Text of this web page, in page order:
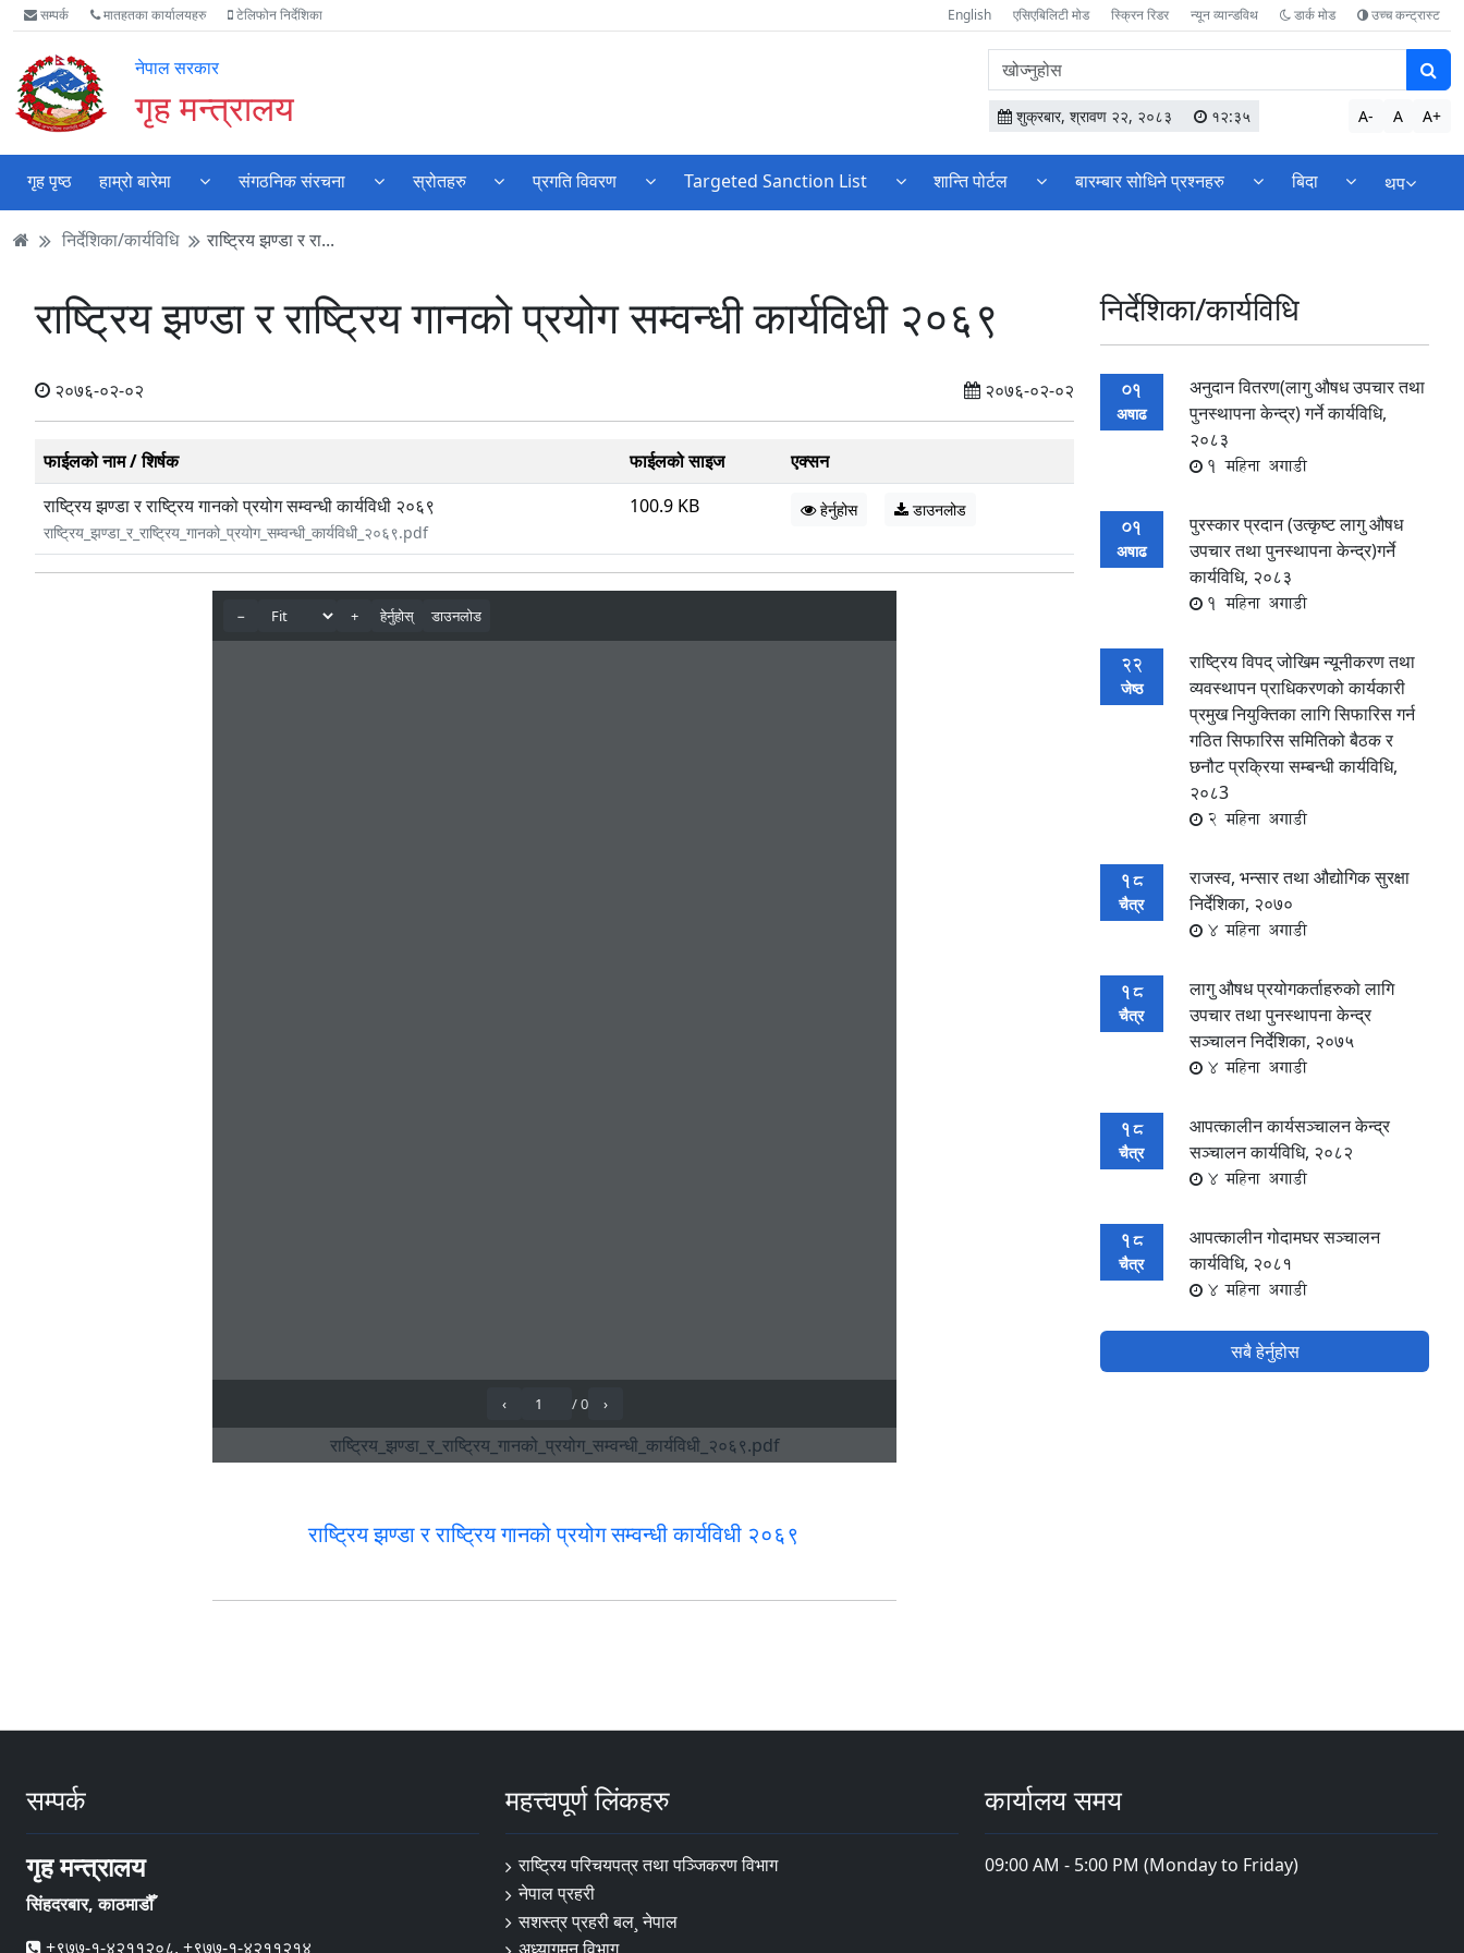
Accessibility
Mode
गर्नुहोस्
मुख्य
सामाग्री
पढ्नुहाेस्
मुख्य
नेभिगेसन
पढ्नुहाेस्
वेबसाइट
खोजमा
जानुहोस्
सम्पर्क मातहतका कार्यालयहरु टेलिफोन निर्देशिका English एसिएबिलिटी मोड स्क्रिन रिडर न्यून व्यान्डविथ डार्क मोड उच्च कन्ट्रास्ट
नेपाल सरकार
गृह मन्त्रालय
वेबसाइटमा
सामग्री
खोज्नुहोस
शुक्रबार, श्रावण २२, २०८३ १२:३५ A- A A+
गृह पृष्ठ हाम्रो बारेमा संगठनिक संरचना स्रोतहरु प्रगति विवरण Targeted Sanction List शान्ति पोर्टल बारम्बार सोधिने प्रश्नहरु बिदा थप
निर्देशिका/कार्यविधि राष्ट्रिय झण्डा र रा...
राष्ट्रिय झण्डा र राष्ट्रिय गानको प्रयोग सम्वन्धी कार्यविधी २०६९
२०७६-०२-०२ २०७६-०२-०२
फाईलको नाम / शिर्षक फाईलको साइज
एक्सन
राष्ट्रिय झण्डा र राष्ट्रिय गानको प्रयोग सम्वन्धी कार्यविधी २०६९
राष्ट्रिय_झण्डा_र_राष्ट्रिय_गानको_प्रयोग_सम्वन्धी_कार्यविधी_२०६९.pdf
100.9 KB हेर्नुहोस डाउनलोड
राष्ट्रिय झण्डा र राष्ट्रिय गानको प्रयोग सम्वन्धी कार्यविधी २०६९
निर्देशिका/कार्यविधि
01
अषाढ
अनुदान वितरण(लागु औषध उपचार तथा
पुनस्थापना केन्द्र) गर्ने कार्यविधि,
२०८३
1 महिना अगाडी
01
अषाढ
पुरस्कार प्रदान (उत्कृष्ट लागु औषध
उपचार तथा पुनस्थापना केन्द्र)गर्ने
कार्यविधि, २०८३
1 महिना अगाडी
22
जेष्ठ
राष्ट्रिय विपद् जोखिम न्यूनीकरण तथा
व्यवस्थापन प्राधिकरणको कार्यकारी
प्रमुख नियुक्तिका लागि सिफारिस गर्न
गठित सिफारिस समितिको बैठक र
छनौट प्रक्रिया सम्बन्धी कार्यविधि,
२०८3
2 महिना अगाडी
18
चैत्र
राजस्व, भन्सार तथा औद्योगिक सुरक्षा
निर्देशिका, २०७०
4 महिना अगाडी
18
चैत्र
लागु औषध प्रयोगकर्ताहरुको लागि
उपचार तथा पुनस्थापना केन्द्र
सञ्चालन निर्देशिका, २०७५
4 महिना अगाडी
18
चैत्र
आपत्कालीन कार्यसञ्चालन केन्द्र
सञ्चालन कार्यविधि, २०८२
4 महिना अगाडी
18
चैत्र
आपत्कालीन गोदामघर सञ्चालन
कार्यविधि, २०८१
4 महिना अगाडी
सबै हेर्नुहोस
सम्पर्क
गृह मन्त्रालय
सिंहदरबार, काठमाडौँ
+९७७-१-४२११२०८, +९७७-१-४२११२१४
महत्त्वपूर्ण लिंकहरु
राष्ट्रिय परिचयपत्र तथा पञ्‍जिकरण विभाग
नेपाल प्रहरी
सशस्त्र प्रहरी बल¸ नेपाल
कार्यालय समय
09:00 AM - 5:00 PM (Monday to Friday)